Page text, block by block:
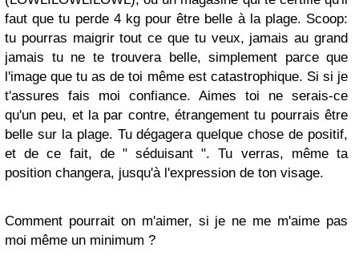
faut que tu perde 4 kg pour être belle à la plage. Scoop:
tu pourras maigrir tout ce que tu veux, jamais au grand
jamais tu ne te trouvera belle, simplement parce que
l'image que tu as de toi même est catastrophique. Si si je
t'assures fais moi confiance. Aimes toi ne serais-ce
qu'un peu, et la par contre, étrangement tu pourrais être
belle sur la plage. Tu dégagera quelque chose de positif,
et de ce fait, de " séduisant ". Tu verras, même ta
position changera, jusqu'à l'expression de ton visage.
Comment pourrait on m'aimer, si je ne me m'aime pas
moi même un minimum ?